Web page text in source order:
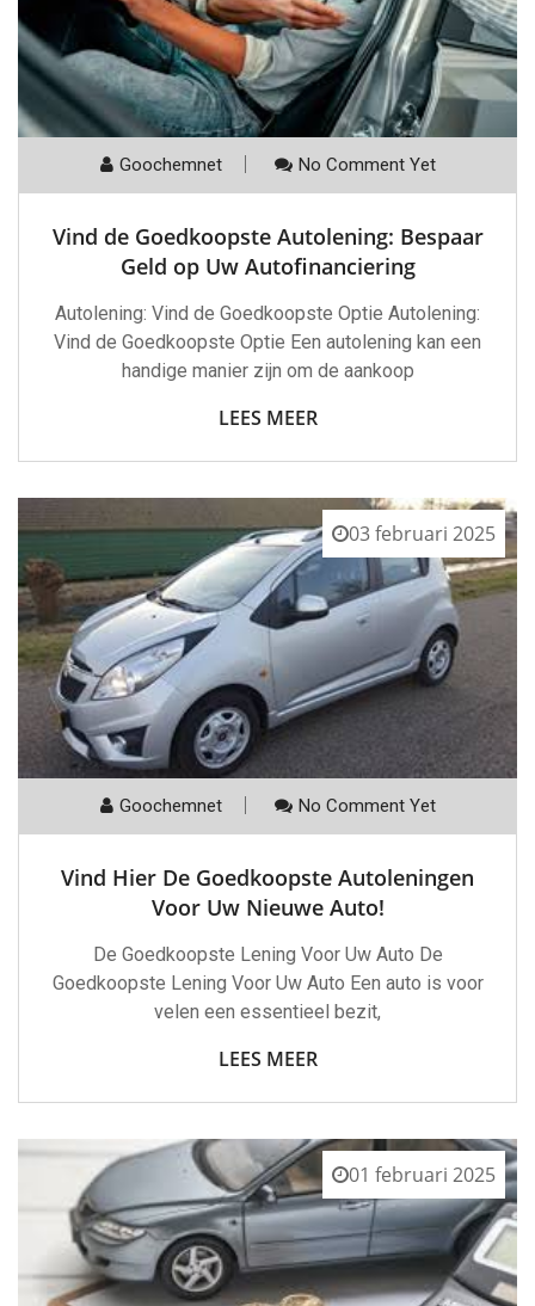
Goochemnet No Comment Yet
Vind de Goedkoopste Autolening: Bespaar
Geld op Uw Autofinanciering
Autolening: Vind de Goedkoopste Optie Autolening:
Vind de Goedkoopste Optie Een autolening kan een
handige manier zijn om de aankoop
LEES MEER
03 februari 2025
Goochemnet No Comment Yet
Vind Hier De Goedkoopste Autoleningen
Voor Uw Nieuwe Auto!
De Goedkoopste Lening Voor Uw Auto De
Goedkoopste Lening Voor Uw Auto Een auto is voor
velen een essentieel bezit,
LEES MEER
01 februari 2025